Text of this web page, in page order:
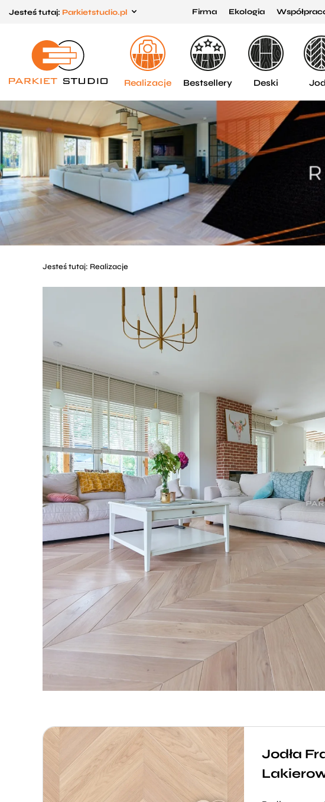
do menu
głównego
do
menu
w
stopce
Jesteś tutaj: Parkietstudio.pl Firma Ekologia
Realizacje Bestsellery Deski
Jesteś tutaj: Realizacje
Jodła